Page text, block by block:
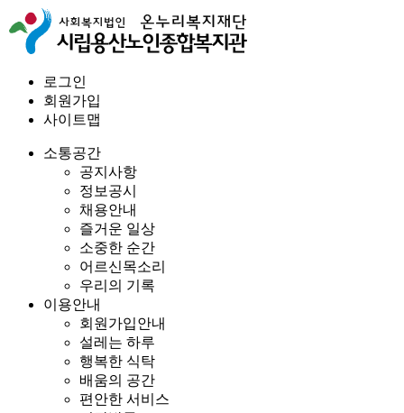
로그인
회원가입
사이트맵
소통공간
공지사항
정보공시
채용안내
즐거운 일상
소중한 순간
어르신목소리
우리의 기록
이용안내
회원가입안내
설레는 하루
행복한 식탁
배움의 공간
편안한 서비스